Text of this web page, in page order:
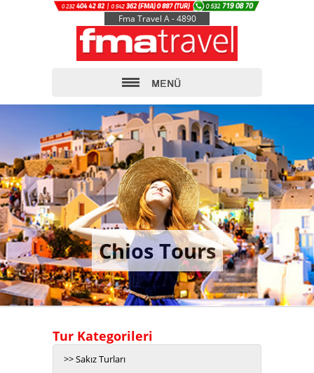
Fma Travel A - 4890
Chios Tours
Tur Kategorileri
>> Sakız Turları